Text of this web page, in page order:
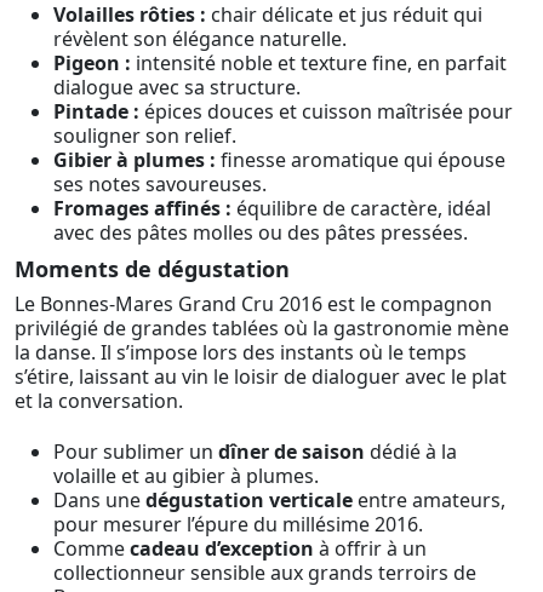
Volailles rôties : chair délicate et jus réduit qui
révèlent son élégance naturelle.
Pigeon : intensité noble et texture fine, en parfait
dialogue avec sa structure.
Pintade : épices douces et cuisson maîtrisée pour
souligner son relief.
Gibier à plumes : finesse aromatique qui épouse
ses notes savoureuses.
Fromages affinés : équilibre de caractère, idéal
avec des pâtes molles ou des pâtes pressées.
Moments de dégustation
Le Bonnes-Mares Grand Cru 2016 est le compagnon
privilégié de grandes tablées où la gastronomie mène
la danse. Il s’impose lors des instants où le temps
s’étire, laissant au vin le loisir de dialoguer avec le plat
et la conversation.
Pour sublimer un dîner de saison dédié à la
volaille et au gibier à plumes.
Dans unedégustation verticale entre amateurs,
pour mesurer l’épure du millésime 2016.
Commecadeau d’exception à offrir à un
collectionneur sensible aux grands terroirs de